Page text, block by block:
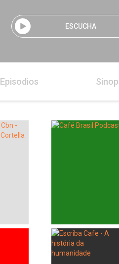
ESCUCHA
Episodios